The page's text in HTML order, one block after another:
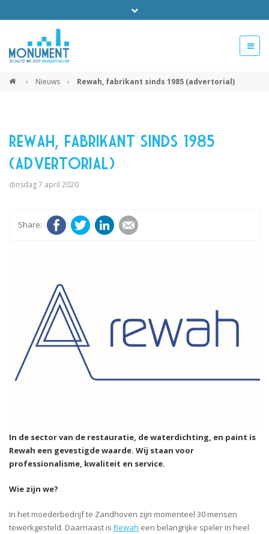
› Nieuws › Rewah, fabrikant sinds 1985 (advertorial)
Rewah, fabrikant sinds 1985
(advertorial)
dinsdag 7 april 2020
FacebookTwitter LinkedIn
In de sector van de restauratie, de waterdichting, en paint is
Rewah een gevestigde waarde. Wij staan voor
professionalisme, kwaliteit en service.
Wie zijn we?
In het moederbedrijf te Zandhoven zijn momenteel 30 mensen
tewerkgesteld. Daarnaast is Rewah een belangrijke speler in heel